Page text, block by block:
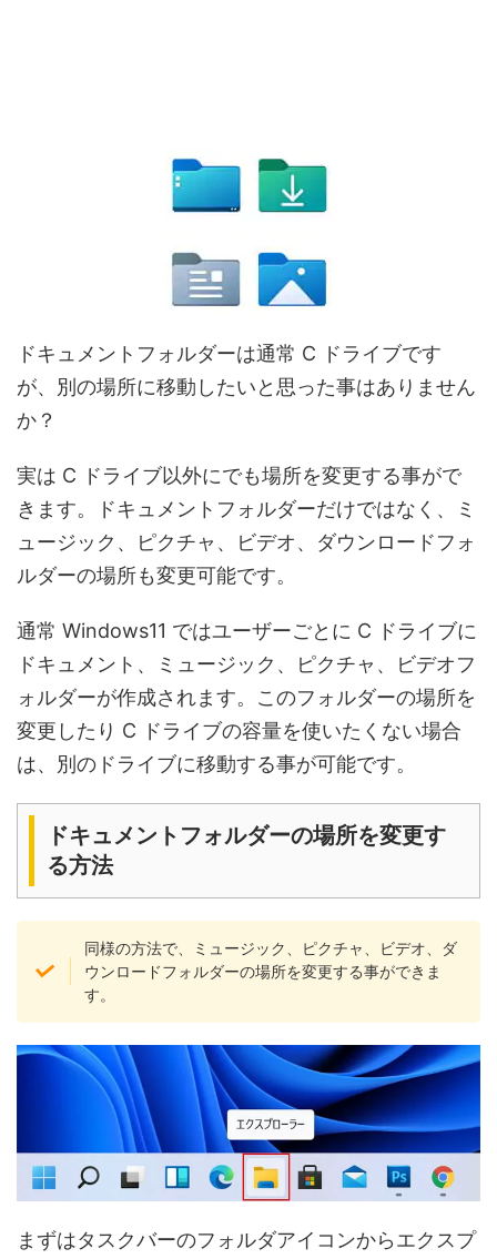
ドキュメントフォルダーは通常 C ドライブです
が、別の場所に移動したいと思った事はありません
か？
実は C ドライブ以外にでも場所を変更する事がで
きます。ドキュメントフォルダーだけではなく、ミ
ュージック、ピクチャ、ビデオ、ダウンロードフォ
ルダーの場所も変更可能です。
通常 Windows11 ではユーザーごとに C ドライブに
ドキュメント、ミュージック、ピクチャ、ビデオフ
ォルダーが作成されます。このフォルダーの場所を
変更したり C ドライブの容量を使いたくない場合
は、別のドライブに移動する事が可能です。
ドキュメントフォルダーの場所を変更す
る方法
同様の方法で、ミュージック、ピクチャ、ビデオ、ダ
ウンロードフォルダーの場所を変更する事ができま
す。
まずはタスクバーのフォルダアイコンからエクスプ